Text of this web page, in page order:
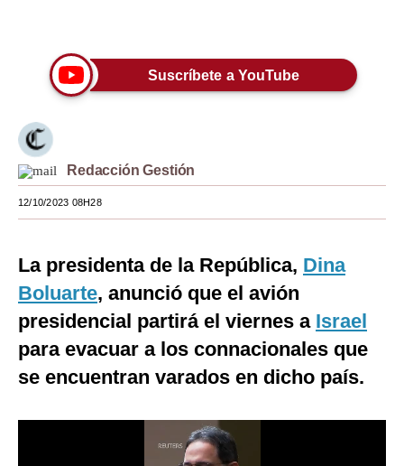
Tendencias
Lujo
Viajes
Moda
Estilos
EEUU
España
Internacional
Tecnología
Suscríbete a YouTube
Redacción Gestión
12/10/2023 08H28
La presidenta de la República, Dina
Boluarte, anunció que el avión
presidencial partirá el viernes a Israel
para evacuar a los connacionales que
se encuentran varados en dicho país.